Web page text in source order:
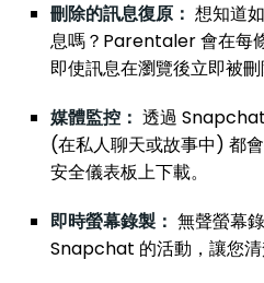
刪除的訊息復原： 想知道
息嗎？Parentaler 會在每
即使訊息在瀏覽後立即被刪
媒體監控： 透過
(在私人聊天或故事中) 都
安全儀表板上下載。
即時螢幕錄製： 無聲螢幕
Snapchat 的活動，讓您清